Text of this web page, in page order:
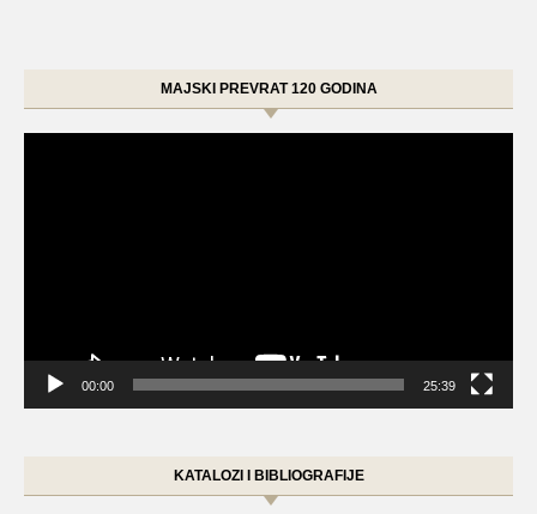
MAJSKI PREVRAT 120 GODINA
00:00 25:39
KATALOZI I BIBLIOGRAFIJE